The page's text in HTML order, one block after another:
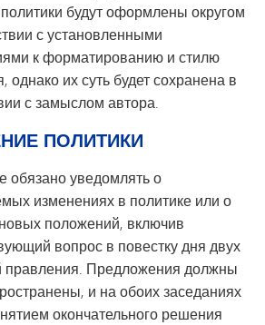
будут оформлены округом
с установленными
к форматированию и стилю
однако их суть будет сохранена в
с замыслом автора.
ПОЛИТИКИ
обязано уведомлять о
изменениях в политике или о
положений, включив
вопрос в повестку дня двух
правления. Предложения должны
и на обоих заседаниях
окончательного решения